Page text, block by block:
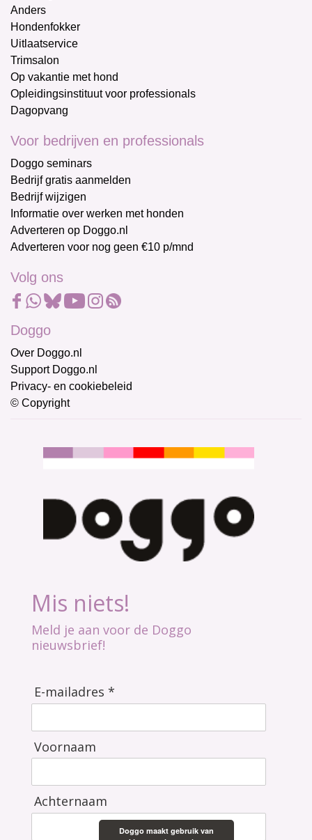
Anders
Hondenfokker
Uitlaatservice
Trimsalon
Op vakantie met hond
Opleidingsinstituut voor professionals
Dagopvang
Voor bedrijven en professionals
Doggo seminars
Bedrijf gratis aanmelden
Bedrijf wijzigen
Informatie over werken met honden
Adverteren op Doggo.nl
Adverteren voor nog geen €10 p/mnd
Volg ons
Doggo
Over Doggo.nl
Support Doggo.nl
Privacy- en cookiebeleid
© Copyright
Mis niets!
Meld je aan voor de Doggo
nieuwsbrief!
E-mailadres *
Voornaam
Achternaam
Doggo maakt gebruik van